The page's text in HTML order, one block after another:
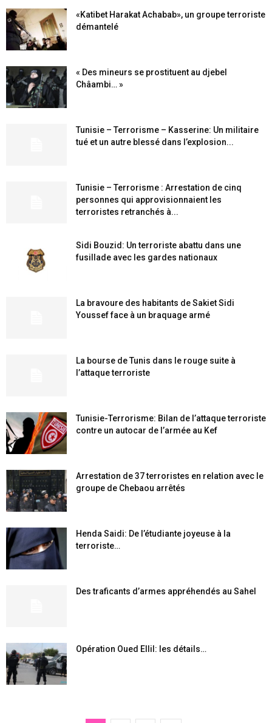
«Katibet Harakat Achabab», un groupe terroriste
démantelé
« Des mineurs se prostituent au djebel
Châambi… »
Tunisie – Terrorisme – Kasserine: Un militaire
tué et un autre blessé dans l’explosion...
Tunisie – Terrorisme : Arrestation de cinq
personnes qui approvisionnaient les
terroristes retranchés à...
Sidi Bouzid: Un terroriste abattu dans une
fusillade avec les gardes nationaux
La bravoure des habitants de Sakiet Sidi
Youssef face à un braquage armé
La bourse de Tunis dans le rouge suite à
l’attaque terroriste
Tunisie-Terrorisme: Bilan de l’attaque terroriste
contre un autocar de l’armée au Kef
Arrestation de 37 terroristes en relation avec le
groupe de Chebaou arrêtés
Henda Saidi: De l’étudiante joyeuse à la
terroriste…
Des traficants d’armes appréhendés au Sahel
Opération Oued Ellil: les détails…